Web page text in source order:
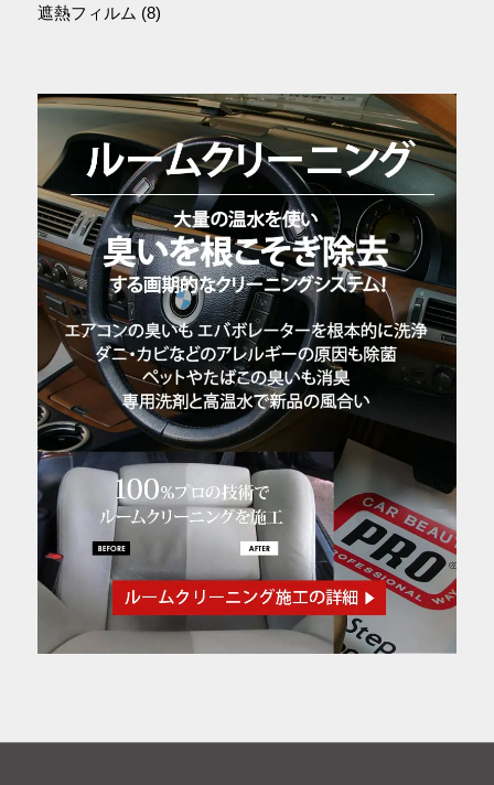
遮熱フィルム (8)